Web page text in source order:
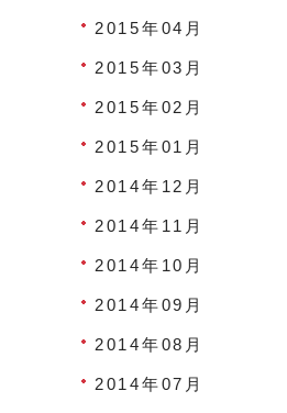
2015年04月
2015年03月
2015年02月
2015年01月
2014年12月
2014年11月
2014年10月
2014年09月
2014年08月
2014年07月